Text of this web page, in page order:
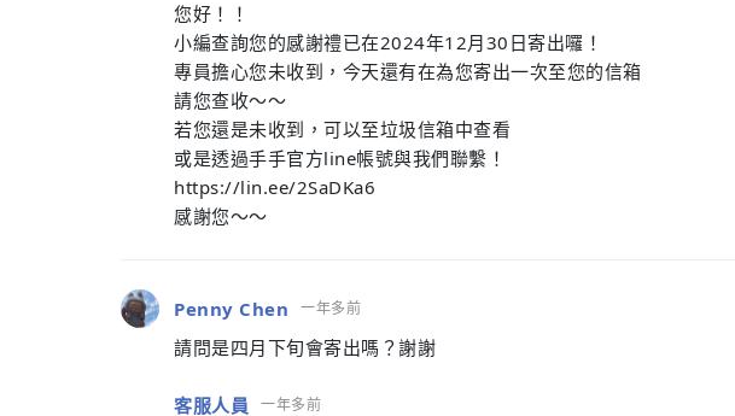
您好！！
小編查詢您的感謝禮已在2024年12月30日寄出囉！
專員擔心您未收到，今天還有在為您寄出一次至您的信箱
請您查收～～
若您還是未收到，可以至垃圾信箱中查看
或是透過手手官方line帳號與我們聯繫！
https://lin.ee/2SaDKa6
感謝您～～
Penny Chen 一年多前
請問是四月下旬會寄出嗎？謝謝
客服人員 一年多前